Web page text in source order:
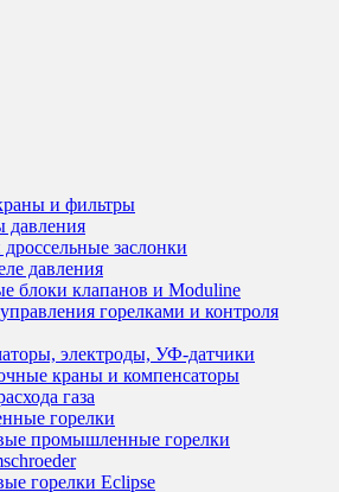
и фильтры
давления
заслонки
давления
блоки клапанов и Moduline
горелками и контроля
электроды, УФ-датчики
краны и компенсаторы
газа
горелки
промышленные горелки
горелки Eclipse